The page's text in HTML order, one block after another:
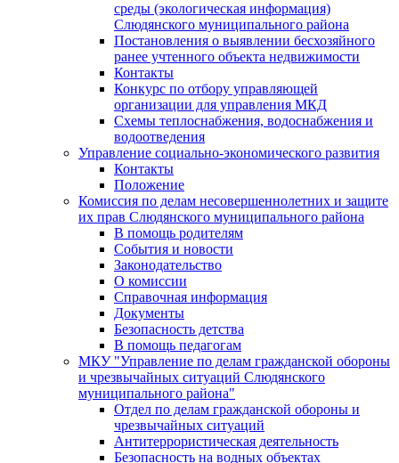
среды (экологическая информация)
Слюдянского муниципального района
Постановления о выявлении бесхозяйного
ранее учтенного объекта недвижимости
Контакты
Конкурс по отбору управляющей
организации для управления МКД
Схемы теплоснабжения, водоснабжения и
водоотведения
Управление социально-экономического развития
Контакты
Положение
Комиссия по делам несовершеннолетних и защите
их прав Слюдянского муниципального района
В помощь родителям
События и новости
Законодательство
О комиссии
Справочная информация
Документы
Безопасность детства
В помощь педагогам
МКУ "Управление по делам гражданской обороны
и чрезвычайных ситуаций Слюдянского
муниципального района"
Отдел по делам гражданской обороны и
чрезвычайных ситуаций
Антитеррористическая деятельность
Безопасность на водных объектах